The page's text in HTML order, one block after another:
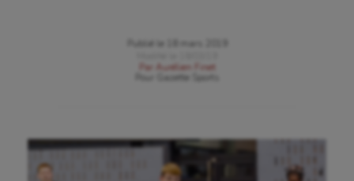
Publié le
18 mars 2019
Par
Aurélien Finet
Gazette Sports